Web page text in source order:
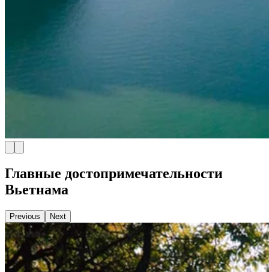
Главные достопримечательности
Вьетнама
Previous Next